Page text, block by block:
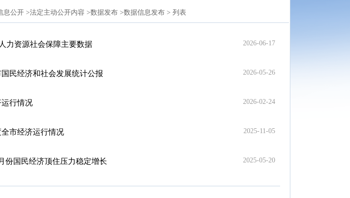
息公开 >法定主动公开内容 >数据发布 >数据信息发布 > 列表
力资源社会保障主要数据 2026-06-17
国民经济和社会发展统计公报 2026-05-26
运行情况 2026-02-24
全市经济运行情况 2025-11-05
份国民经济顶住压力稳定增长 2025-05-20